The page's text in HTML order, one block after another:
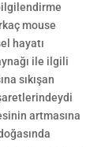
mouse
hayatı
ile ilgili
sıkışan
artmasına